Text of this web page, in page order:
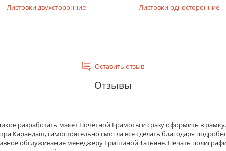
использовать его с разными картинами, постерами. Цвет
оформления изображений на бумаге. Картинка
вариант идеально впишется в любой интерьер
Листовки двухсторонние Листовки односторонние
Оставить отзыв
Отзывы
разработать макет Почётной Грамоты и сразу оформить в
Карандаш, самостоятельно смогла всё сделать благодаря
обслуживание менеджеру Гришиной Татьяне. Печать